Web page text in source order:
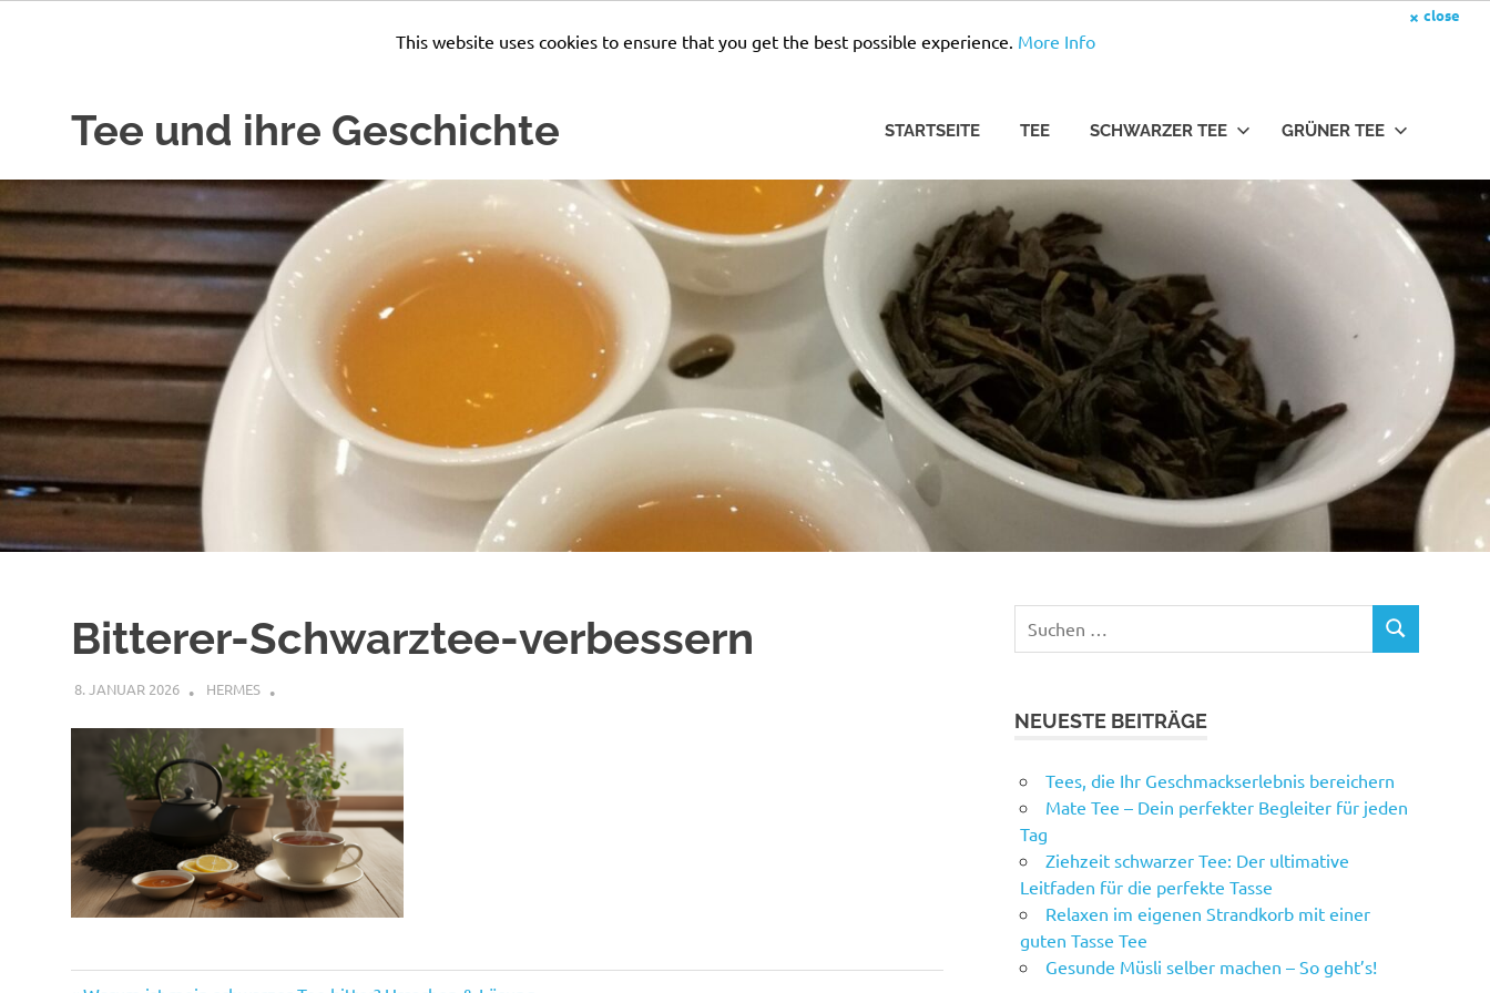
× close
This website uses cookies to ensure that you get the best possible experience. More Info
Tee und ihre Geschichte
Jahrhunderten
wird
zubereitet
STARTSEITE TEE SCHWARZER TEE GRÜNER TEE
Bitterer-Schwarztee-verbessern
8. JANUAR 2026 HERMES
nach:
SUCHEN
NEUESTE BEITRÄGE
Tees, die Ihr Geschmackserlebnis bereichern
Mate Tee – Dein perfekter Begleiter für jeden
Tag
Ziehzeit schwarzer Tee: Der ultimative
Leitfaden für die perfekte Tasse
Relaxen im eigenen Strandkorb mit einer
guten Tasse Tee
Gesunde Müsli selber machen – So geht’s!